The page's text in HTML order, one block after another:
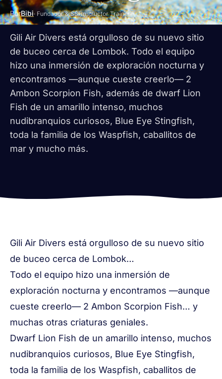
PorBibi· Fundador & SSI Instructor Trainer
Gili Air Divers está orgulloso de su nuevo sitio
de buceo cerca de Lombok. Todo el equipo
hizo una inmersión de exploración nocturna y
encontramos —aunque cueste creerlo— 2
Ambon Scorpion Fish, además de dwarf Lion
Fish de un amarillo intenso, muchos
nudibranquios curiosos, Blue Eye Stingfish,
toda la familia de los Waspfish, caballitos de
mar y mucho más.
Gili Air Divers está orgulloso de su nuevo sitio
de buceo cerca de Lombok…
Todo el equipo hizo una inmersión de
exploración nocturna y encontramos —aunque
cueste creerlo— 2 Ambon Scorpion Fish… y
muchas otras criaturas geniales.
Dwarf Lion Fish de un amarillo intenso, muchos
nudibranquios curiosos, Blue Eye Stingfish,
toda la familia de los Waspfish, caballitos de